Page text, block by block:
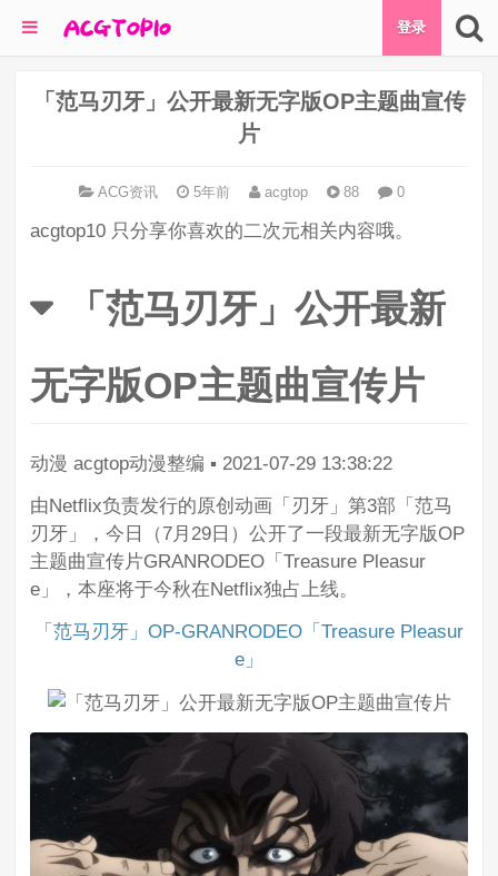
登录
「范马刃牙」公开最新无字版OP主题曲宣传
片
ACG资讯 5年前 acgtop 88 0
acgtop10 只分享你喜欢的二次元相关内容哦。
「范马刃牙」公开最新
无字版OP主题曲宣传片
动漫 acgtop动漫整编 ▪ 2021-07-29 13:38:22
由Netflix负责发行的原创动画「刃牙」第3部「范马
刃牙」，今日（7月29日）公开了一段最新无字版OP
主题曲宣传片GRANRODEO「Treasure Pleasur
e」，本座将于今秋在Netflix独占上线。
「范马刃牙」OP-GRANRODEO「Treasure Pleasur
e」